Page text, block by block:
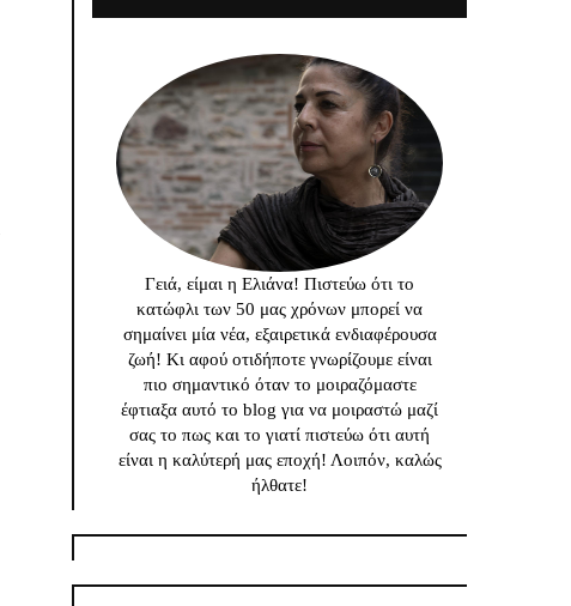
Γειά, είμαι η Ελιάνα! Πιστεύω ότι το
κατώφλι των 50 μας χρόνων μπορεί να
σημαίνει μία νέα, εξαιρετικά ενδιαφέρουσα
ζωή! Κι αφού οτιδήποτε γνωρίζουμε είναι
πιο σημαντικό όταν το μοιραζόμαστε
έφτιαξα αυτό το blog για να μοιραστώ μαζί
σας το πως και το γιατί πιστεύω ότι αυτή
είναι η καλύτερή μας εποχή! Λοιπόν, καλώς
ήλθατε!